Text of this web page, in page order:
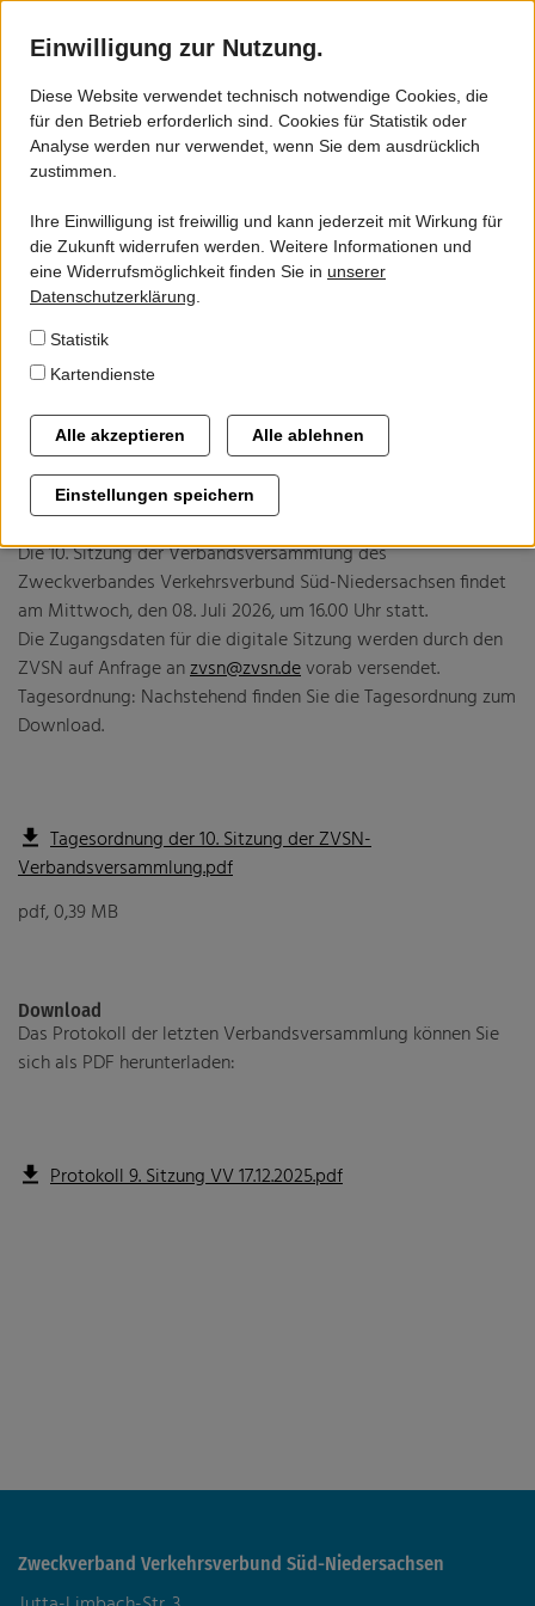
ZVSN - VSN
Gebiet
Gremien
Geschäftsstelle
Alternative Antriebsformen
Flexible Angebote im ÖPNV
Automatische Fahrgastzählung im ÖPNV des ZVSN-
Verbandsgebietes
Fachveranstaltung: Wohin geht die Reise? Perspektiven
des ÖPNV in bewegten Zeiten
Harz-nah-dran und HATIX
Landesbus 160
Mobilitätsmanagement
Niedersächsisches Nahverkehrsgesetz (NNVG)
Verbandsversammlung
Gesetze
Verbandsversammlung
Die 10. Sitzung der Verbandsversammlung des
Zweckverbandes Verkehrsverbund Süd-Niedersachsen findet
am Mittwoch, den 08. Juli 2026, um 16.00 Uhr statt.
Die Zugangsdaten für die digitale Sitzung werden durch den
ZVSN auf Anfrage anzvsn@zvsn.devorab versendet.
Tagesordnung: Nachstehend finden Sie die Tagesordnung zum
Download.
Tagesordnung der 10. Sitzung der ZVSN-
Verbandsversammlung.pdf
pdf, 0,39 MB
Download
Das Protokoll der letzten Verbandsversammlung können Sie
sich als PDF herunterladen:
Protokoll 9. Sitzung VV 17.12.2025.pdf
Zweckverband Verkehrsverbund Süd-Niedersachsen
Einwilligung zur Nutzung.
Diese Website verwendet technisch notwendige Cookies, die
für den Betrieb erforderlich sind. Cookies für Statistik oder
Analyse werden nur verwendet, wenn Sie dem ausdrücklich
zustimmen.
Ihre Einwilligung ist freiwillig und kann jederzeit mit Wirkung für
die Zukunft widerrufen werden. Weitere Informationen und
eine Widerrufsmöglichkeit finden Sie in unserer
Datenschutzerklärung
Statistik
Kartendienste
Alle akzeptieren Alle ablehnen
Einstellungen speichern